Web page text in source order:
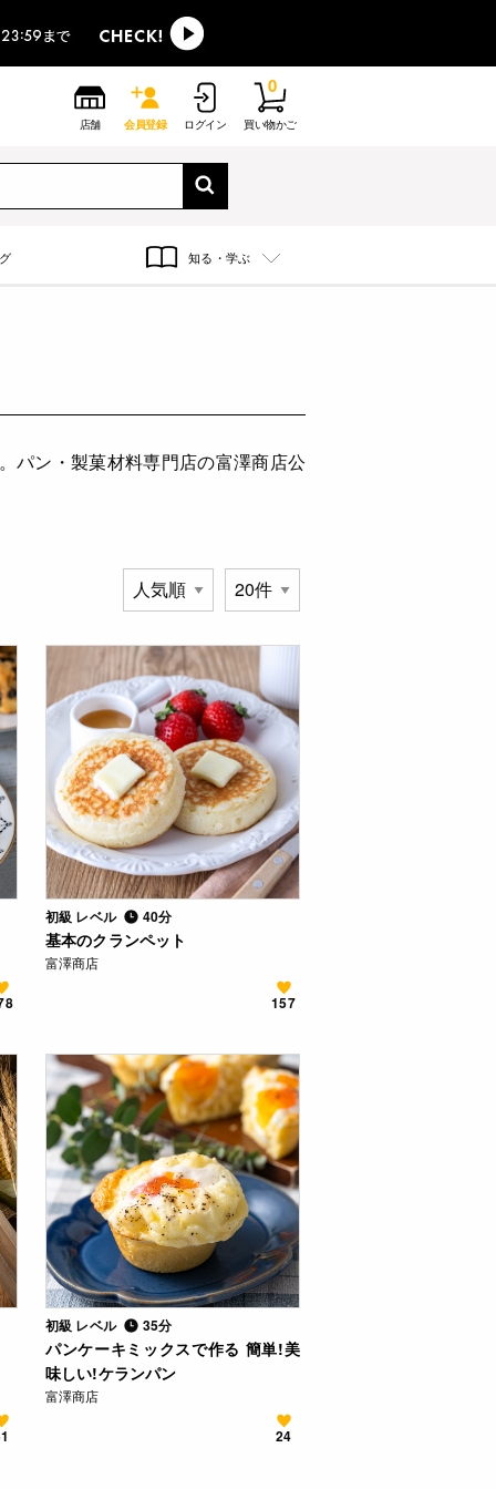
店舗 会員登録 ログイン 買い物かご
0
知る・学ぶ
パン・製菓材料専門店の富澤商店公
初級 レベル 40分
基本のクランペット
富澤商店
157
初級 レベル 35分
パンケーキミックスで作る 簡単!美
味しい!ケランパン
富澤商店
24